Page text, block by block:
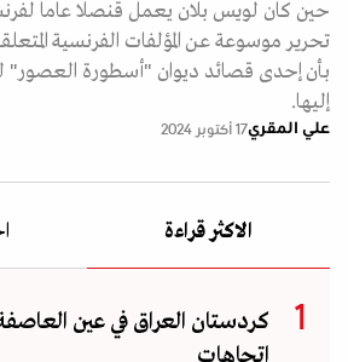
حين كان لويس بلان يعمل قنصلا عاما
تحرير موسوعة عن المؤلفات الفرنسية
بأن إحدى قصائد ديوان "أسطورة العصور"
إليها.
علي المقري17 أكتوبر 2024
الاكثر قراءة
كردستان العراق في عين
اتجاهات